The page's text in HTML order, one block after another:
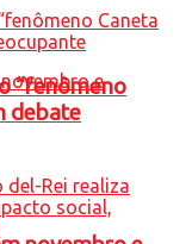
“fenômeno
debate